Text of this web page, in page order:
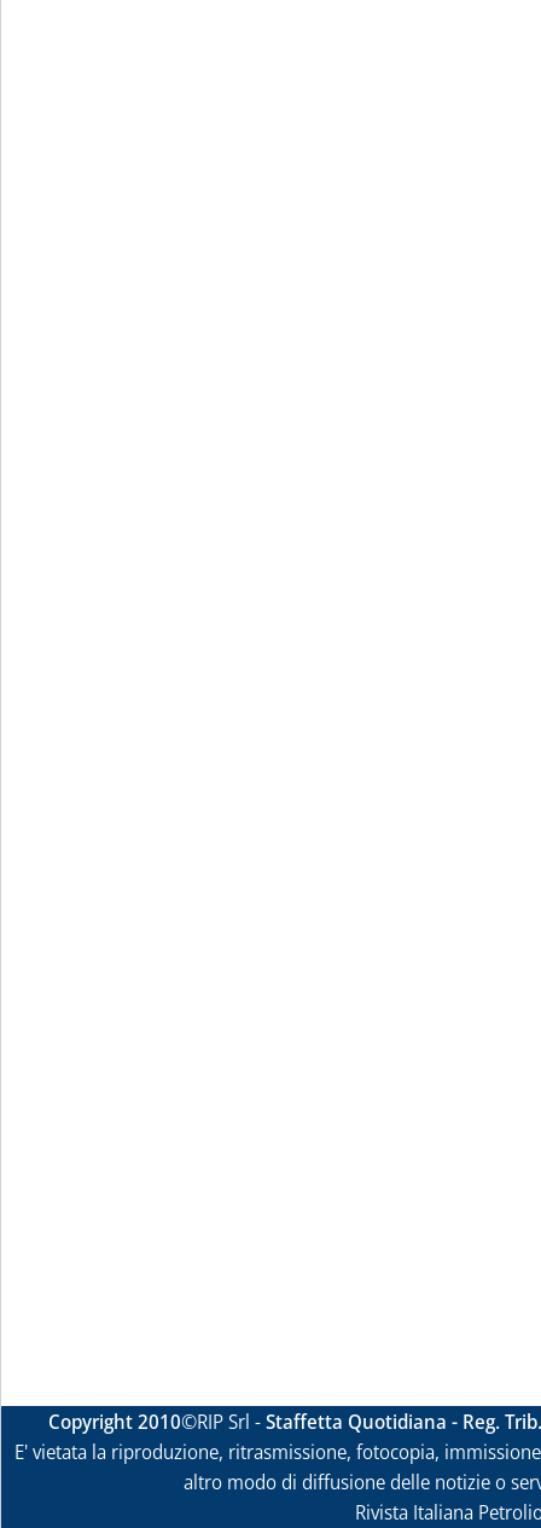
Copyright 2010©RIP Srl -Staffetta Quotidiana - Reg.
E' vietata la riproduzione, ritrasmissione, fotocopia,
altro modo di diffusione delle notizie o
Rivista Italiana